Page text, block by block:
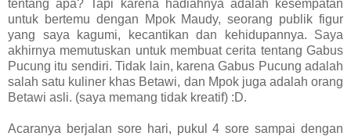
tentang apa? Tapi karena hadiahnya adalah kesempatan
untuk bertemu dengan Mpok Maudy, seorang publik figur
yang saya kagumi, kecantikan dan kehidupannya. Saya
akhirnya memutuskan untuk membuat cerita tentang Gabus
Pucung itu sendiri. Tidak lain, karena Gabus Pucung adalah
salah satu kuliner khas Betawi, dan Mpok juga adalah orang
Betawi asli. (saya memang tidak kreatif) :D.
Acaranya berjalan sore hari, pukul 4 sore sampai dengan